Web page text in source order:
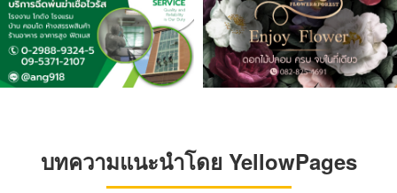
บทความแนะนำโดย YellowPages